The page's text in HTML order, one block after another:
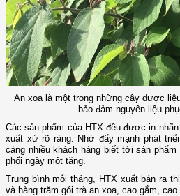
An xoa là một trong những cây dược
bảo đảm nguyên liệu
Các sản phẩm của HTX đều được in
xuất xứ rõ ràng. Nhờ đẩy mạnh phát
càng nhiều khách hàng biết tới sản
phối ngày một tăng.
Trung bình mỗi tháng, HTX xuất bán ra
và hàng trăm gói trà an xoa, cao gắm, cao